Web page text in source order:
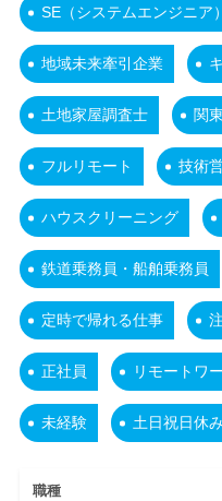
SE（システムエンジニア）
地域未来牽引企業
土地家屋調査士 関東
フルリモート 技術
ハウスクリーニング
鉄道乗務員・船舶乗務員
定時で帰れる仕事
正社員 リモートワ
未経験 土日祝日休
職種